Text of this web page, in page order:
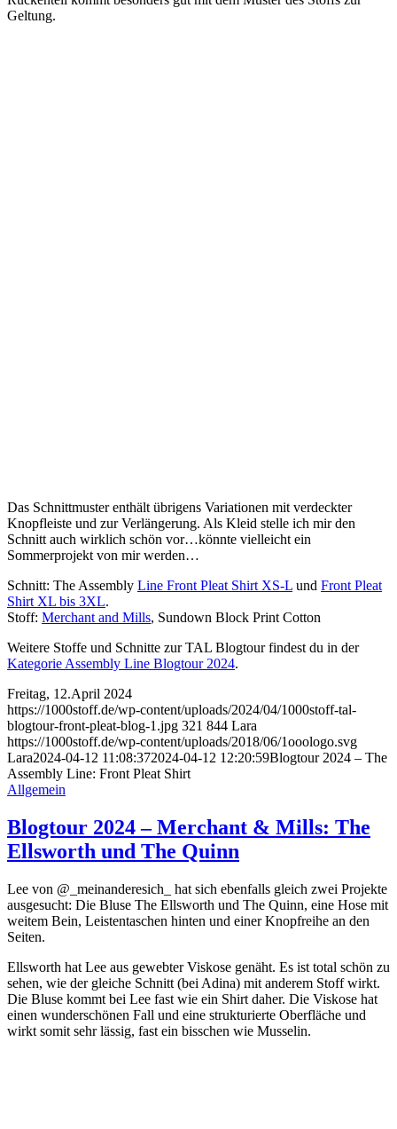
Geltung.
Das Schnittmuster enthält übrigens Variationen mit verdeckter
Knopfleiste und zur Verlängerung. Als Kleid stelle ich mir den
Schnitt auch wirklich schön vor…könnte vielleicht ein
Sommerprojekt von mir werden…
Schnitt: The Assembly Line Front Pleat Shirt XS-L und Front Pleat
Shirt XL bis 3XL.
Stoff: Merchant and Mills, Sundown Block Print Cotton
Weitere Stoffe und Schnitte zur TAL Blogtour findest du in der
Kategorie Assembly Line Blogtour 2024.
Freitag, 12.April 2024
https://1000stoff.de/wp-content/uploads/2024/04/1000stoff-tal-
blogtour-front-pleat-blog-1.jpg 321 844 Lara
https://1000stoff.de/wp-content/uploads/2018/06/1ooologo.svg
Lara2024-04-12 11:08:372024-04-12 12:20:59Blogtour 2024 – The
Assembly Line: Front Pleat Shirt
Allgemein
Blogtour 2024 – Merchant & Mills: The
Ellsworth und The Quinn
Lee von @_meinanderesich_ hat sich ebenfalls gleich zwei Projekte
ausgesucht: Die Bluse The Ellsworth und The Quinn, eine Hose mit
weitem Bein, Leistentaschen hinten und einer Knopfreihe an den
Seiten.
Ellsworth hat Lee aus gewebter Viskose genäht. Es ist total schön zu
sehen, wie der gleiche Schnitt (bei Adina) mit anderem Stoff wirkt.
Die Bluse kommt bei Lee fast wie ein Shirt daher. Die Viskose hat
einen wunderschönen Fall und eine strukturierte Oberfläche und
wirkt somit sehr lässig, fast ein bisschen wie Musselin.